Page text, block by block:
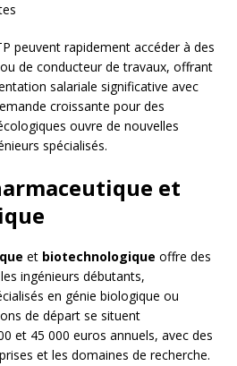
peuvent rapidement accéder à des
de conducteur de travaux, offrant
salariale significative avec
croissante pour des
ouvre de nouvelles
spécialisés.
et
et biotechnologique offre des
ingénieurs débutants,
en génie biologique ou
de départ se situent
et 45 000 euros annuels, avec des
et les domaines de recherche.